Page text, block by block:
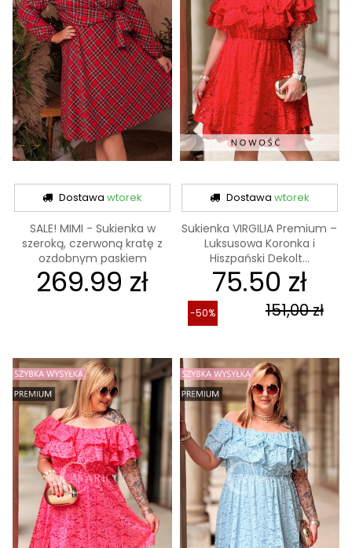
Dostawawtorek
SALE! MIMI - Sukienka w
szeroką, czerwoną kratę z
ozdobnym paskiem
269.99 zł
Dostawa wtorek
Sukienka VIRGILIA Premium –
Luksusowa Koronka i
Hiszpański Dekolt...
75.50 zł
151,00 zł
-50%